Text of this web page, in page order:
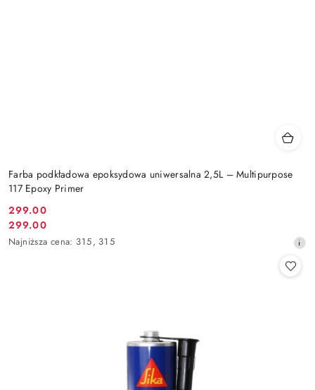
Farba podkładowa epoksydowa uniwersalna 2,5L – Multipurpose
117 Epoxy Primer
Cena
promocyjna:
299.00
Cena
promocyjna:
299.00
Najniższa
Najniższa cena: 315, 315